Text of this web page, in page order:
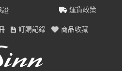
證 運貨政策
訂購記錄 商品收藏